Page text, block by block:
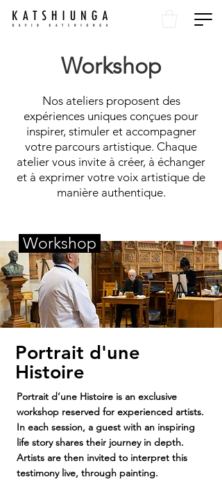
Workshop
Nos ateliers proposent des
expériences uniques conçues pour
inspirer, stimuler et accompagner
votre parcours artistique. Chaque
atelier vous invite à créer, à échanger
et à exprimer votre voix artistique de
manière authentique.
Workshop
Portrait d'une
Histoire
Portrait d’une Histoire is an exclusive
workshop reserved for experienced artists.
In each session, a guest with an inspiring
life story shares their journey in depth.
Artists are then invited to interpret this
testimony live, through painting.